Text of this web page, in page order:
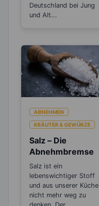
Deutschland bei Jung
und Alt...
ABNEHMEN
KRÄUTER & GEWÜRZE
Salz – Die
Abnehmbremse
Salz ist ein
lebenswichtiger Stoff
und aus unserer Küche
nicht mehr weg zu